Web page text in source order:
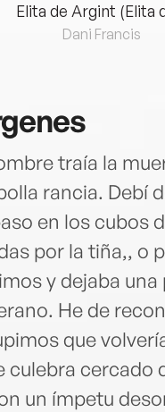
Elita de Argint (Elita
Dani Francis
traía la
rancia. Debí
en los cubos
por la tiña,, o
y dejaba
He de
que
cercado
un ímpetu